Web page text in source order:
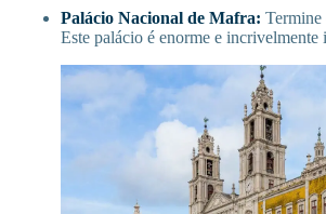
Palácio Nacional de Mafra: Termine
Este palácio é enorme e incrivelmente